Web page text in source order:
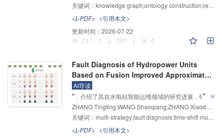
郁症知识图谱构建方法"，研究团队融合多源数据构建
领域本体，采用预训练微调策略训练关系抽取模型，设
计增量式三元组生成框架实现动态更新，抽样准确率达
92.1%。
关键词： knowledge graph;ontology construction;relation extraction;knowledge fusion;dynamic update
<L-PDF> <引用本文>
更新时间： 2026-07-22
211
| 391 | 0
Fault Diagnosis of Hydropower Units
Based on Fusion Improved Approximate
Entropy and Multi-strategy Whale
Optimization Algorithm
AI导读
“ ，介绍了其在水电站智能运维领域的研究进展，研究
团队建立了集信号处理、特征提取和故障诊断于一体的
水电机组故障诊断模型，为解决多类型故障诊断难题提
供解决方案。”
”
关键词： multi-strategy;fault diagnosis;time-shift multiscale approximate entropy;whale optimization algorithm;kernel-based extreme learning machine
<L-PDF> <引用本文>